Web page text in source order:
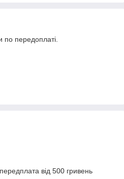
по передоплаті.
від 500 гривень